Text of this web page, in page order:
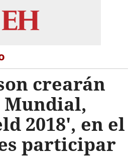
crearán
2018', en el
participar